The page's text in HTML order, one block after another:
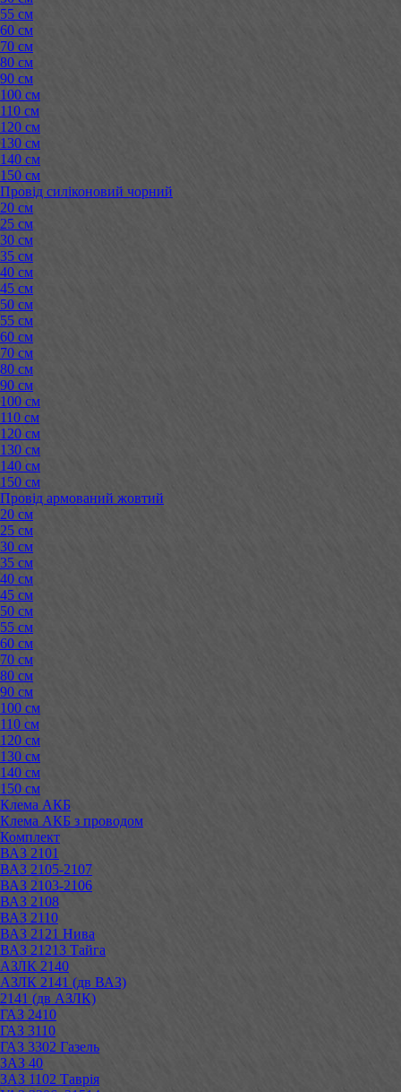
55 см
60 см
70 см
80 см
90 см
100 см
110 см
120 см
130 см
140 см
150 см
Провід силіконовий чорний
20 см
25 см
30 см
35 см
40 см
45 см
50 см
55 см
60 см
70 см
80 см
90 см
100 см
110 см
120 см
130 см
140 см
150 см
Провід армований жовтий
20 см
25 см
30 см
35 см
40 см
45 см
50 см
55 см
60 см
70 см
80 см
90 см
100 см
110 см
120 см
130 см
140 см
150 см
Клема АКБ
Клема АКБ з проводом
Комплект
ВАЗ 2101
ВАЗ 2105-2107
ВАЗ 2103-2106
ВАЗ 2108
ВАЗ 2110
ВАЗ 2121 Нива
ВАЗ 21213 Тайга
АЗЛК 2140
АЗЛК 2141 (дв ВАЗ)
2141 (дв АЗЛК)
ГАЗ 2410
ГАЗ 3110
ГАЗ 3302 Газель
ЗАЗ 40
ЗАЗ 1102 Таврія